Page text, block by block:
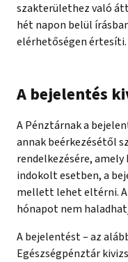
szakterülethez való
hét napon belül
elérhetőségen értesíti.
A bejelentés
A Pénztárnak a
annak beérkezésétől
rendelkezésére,
indokolt esetben, a
mellett lehet eltérni.
hónapot nem
A bejelentést – az
Egészségpénztár